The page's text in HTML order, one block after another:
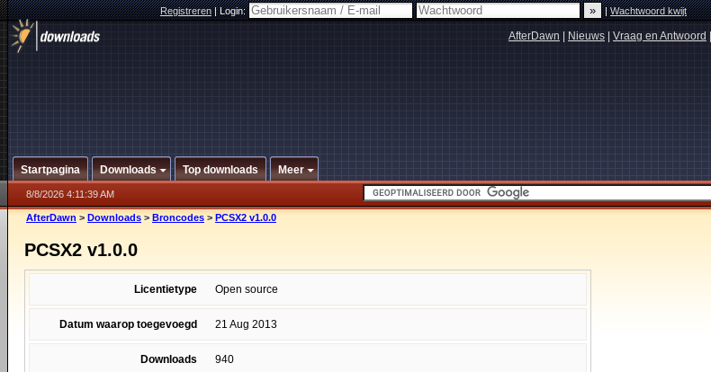
Registreren|Login: |Wachtwoord kwijt
AfterDawn Nieuws Vraag en Antwoord
Startpagina Downloads Top downloads Meer
8/8/2026 4:11:39 AM
AfterDawn > Downloads > Broncodes > PCSX2 v1.0.0
PCSX2 v1.0.0
Licentietype Open source
Datum waarop toegevoegd 21 Aug 2013
Downloads 940